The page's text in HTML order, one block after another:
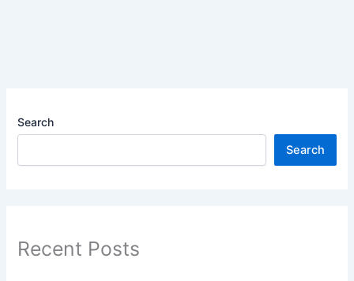
Search
Search
Recent Posts